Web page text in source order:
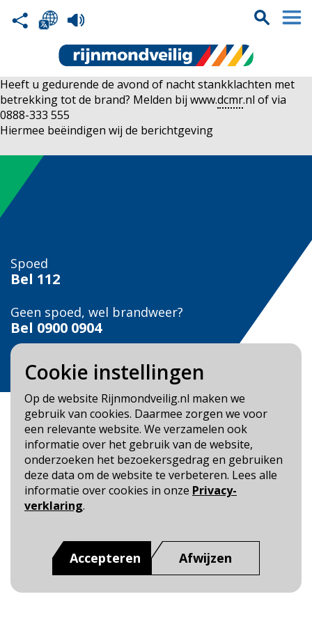
Cookie instellingen
Op de website Rijnmondveilig.nl maken we
gebruik van cookies. Daarmee zorgen we voor
een relevante website. We verzamelen ook
informatie over het gebruik van de website,
onderzoeken het bezoekersgedrag en gebruiken
deze data om de website te verbeteren. Lees alle
informatie over cookies in onze Privacy-
verklaring.
Accepteren Afwijzen
Heeft u gedurende de avond of nacht stankklachten met
betrekking tot de brand? Melden bij www.dcmr.nl of via
0888-333 555
Hiermee beëindigen wij de berichtgeving
Spoed
Bel 112
Geen spoed, wel brandweer?
Bel 0900 0904
Veilig Leven?
Bel 0900-8387
Blijf op de hoogte
Cookie- en Privacybeleid
Dit is een website van
Veiligheidsregio Rotterdam-